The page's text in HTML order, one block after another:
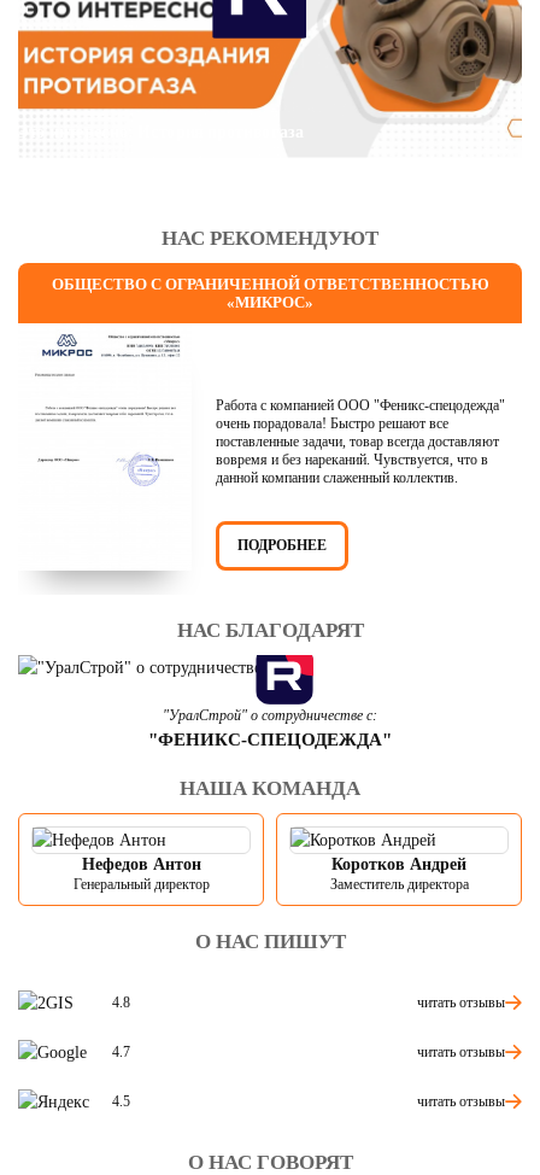
НАС РЕКОМЕНДУЮТ
ОБЩЕСТВО С ОГРАНИЧЕННОЙ ОТВЕТСТВЕННОСТЬЮ
«МИКРОС»
Работа с компанией ООО "Феникс-спецодежда"
очень порадовала! Быстро решают все
поставленные задачи, товар всегда доставляют
вовремя и без нареканий. Чувствуется, что в
данной компании слаженный коллектив.
ПОДРОБНЕЕ
НАС БЛАГОДАРЯТ
"УралСтрой" о сотрудничестве с:
"ФЕНИКС-СПЕЦОДЕЖДА"
НАША КОМАНДА
Нефедов Антон
Генеральный директор
Коротков Андрей
Заместитель директора
О НАС ПИШУТ
4.8 читать отзывы
4.7 читать отзывы
4.5 читать отзывы
О НАС ГОВОРЯТ